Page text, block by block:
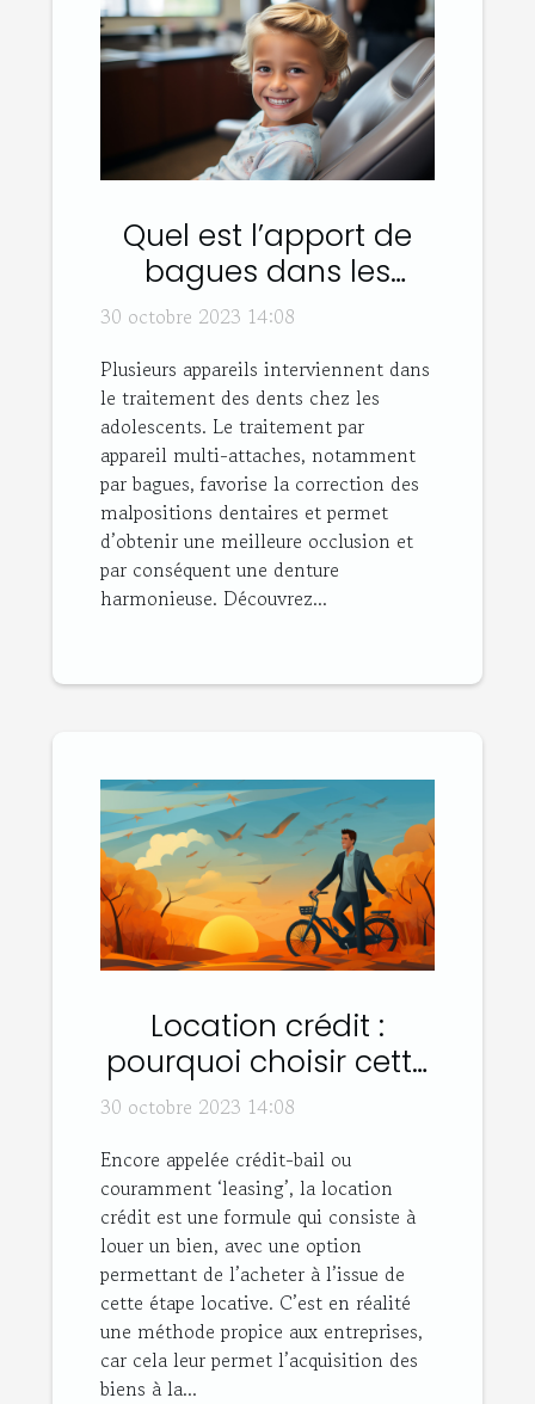
Quel est l’apport de
bagues dans les
traitements dentaires
adultes ?
30 octobre 2023 14:08
Plusieurs appareils interviennent dans
le traitement des dents chez les
adolescents. Le traitement par
appareil multi-attaches, notamment
par bagues, favorise la correction des
malpositions dentaires et permet
d’obtenir une meilleure occlusion et
par conséquent une denture
harmonieuse. Découvrez...
Location crédit :
pourquoi choisir cette
option ?
30 octobre 2023 14:08
Encore appelée crédit-bail ou
couramment ‘leasing’, la location
crédit est une formule qui consiste à
louer un bien, avec une option
permettant de l’acheter à l’issue de
cette étape locative. C’est en réalité
une méthode propice aux entreprises,
car cela leur permet l’acquisition des
biens à la...